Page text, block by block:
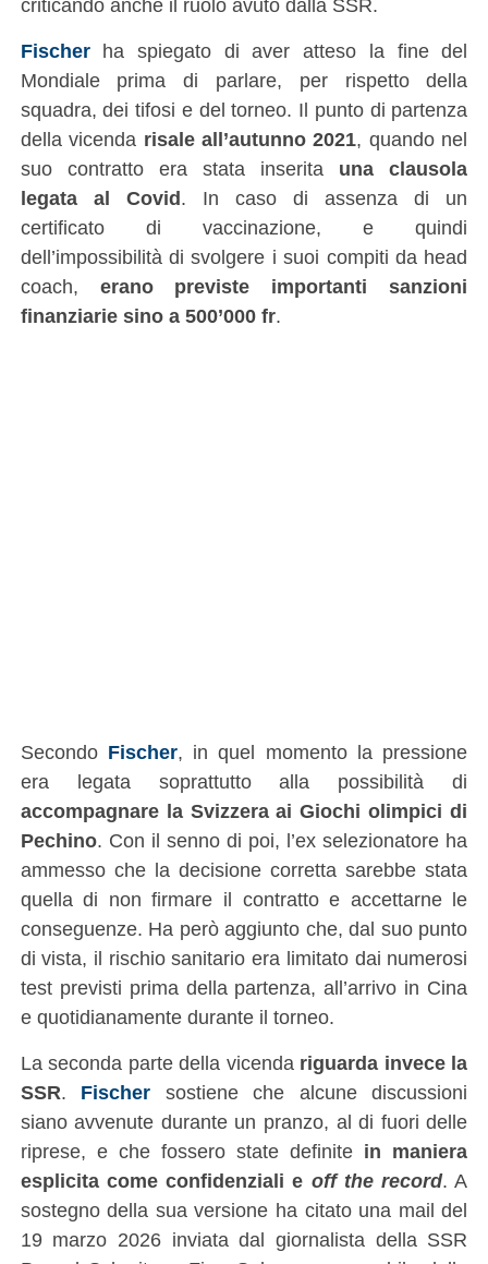
criticando anche il ruolo avuto dalla SSR.
Fischerha spiegato di aver atteso la fine del
Mondiale prima di parlare, per rispetto della
squadra, dei tifosi e del torneo. Il punto di partenza
della vicenda risale all’autunno 2021, quando nel
suo contratto era stata inserita una clausola
legata al Covid. In caso di assenza di un
certificato di vaccinazione, e quindi
dell’impossibilità di svolgere i suoi compiti da head
coach, erano previste importanti sanzioni
finanziarie sino a 500’000 fr.
Secondo Fischer, in quel momento la pressione
era legata soprattutto alla possibilità di
accompagnare la Svizzera ai Giochi olimpici di
Pechino. Con il senno di poi, l’ex selezionatore ha
ammesso che la decisione corretta sarebbe stata
quella di non firmare il contratto e accettarne le
conseguenze. Ha però aggiunto che, dal suo punto
di vista, il rischio sanitario era limitato dai numerosi
test previsti prima della partenza, all’arrivo in Cina
e quotidianamente durante il torneo.
La seconda parte della vicenda riguarda invece la
SSR. Fischer sostiene che alcune discussioni
siano avvenute durante un pranzo, al di fuori delle
riprese, e che fossero state definite in maniera
esplicita come confidenziali e off the record. A
sostegno della sua versione ha citato una mail del
19 marzo 2026 inviata dal giornalista della SSR